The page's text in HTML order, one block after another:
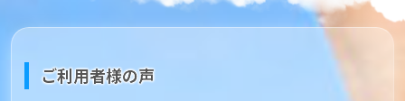
ご利用者様の声